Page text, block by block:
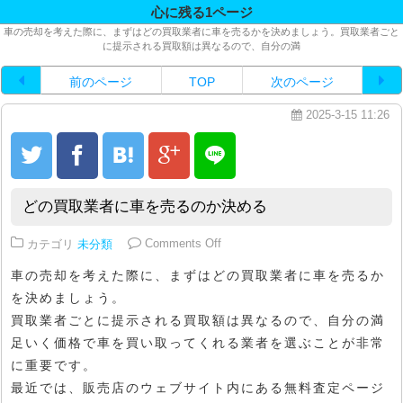
心に残る1ページ
車の売却を考えた際に、まずはどの買取業者に車を売るかを決めましょう。買取業者ごと
に提示される買取額は異なるので、自分の満
前のページ TOP 次のページ
2025-3-15 11:26
どの買取業者に車を売るのか決める
カテゴリ 未分類 Comments Offon どの買取業者に車を売るのか決
車の売却を考えた際に、まずはどの買取業者に車を売るか
を決めましょう。
買取業者ごとに提示される買取額は異なるので、自分の満
足いく価格で車を買い取ってくれる業者を選ぶことが非常
に重要です。
最近では、販売店のウェブサイト内にある無料査定ページ